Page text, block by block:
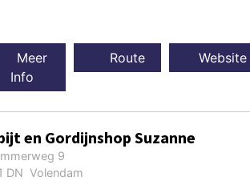
Meer
Info
Route Website
en Gordijnshop Suzanne
9
DN Volendam